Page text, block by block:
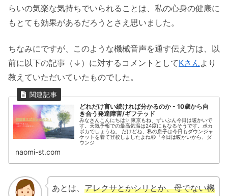
らいの気楽な気持ちでいられることは、私の心身の健康に
もとても効果があるだろうとさえ思いました。
ちなみにですが、このような機械音声を通す伝え方は、以
前に以下の記事（↓）に対するコメントとしてKさんより
教えていただいていたものでした。
どれだけ言い続ければ分かるのか - 10歳から向
き合う発達障害/ギフテッド
みなさんこんにちは✨ 東京もね、ずいぶん今日は暖かいで
す。天気予報での最高気温は24度にもなるそうです。ポカ
ポカでしょうね。 だけどね、私の息子は今日もダウンジャ
ケットを着て登校しましたよね😩『今日は暖かいから、ダ
ウンジ
naomi-st.com
あとは、 アレクサとかシリとか、母でない機